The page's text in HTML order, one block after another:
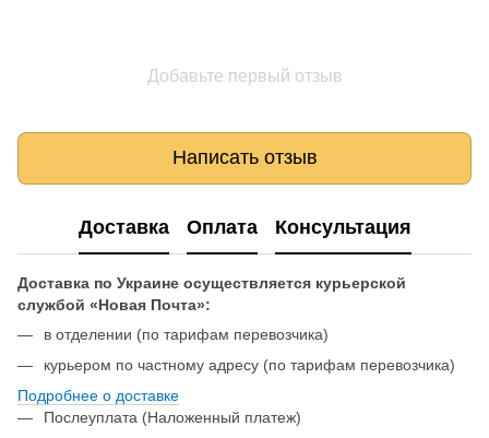
Добавьте первый отзыв
Написать отзыв
Доставка Оплата Консультация
Доставка по Украине осуществляется курьерской
службой «Новая Почта»:
в отделении (по тарифам перевозчика)
курьером по частному адресу (по тарифам перевозчика)
Подробнее о доставке
Послеуплата (Наложенный платеж)